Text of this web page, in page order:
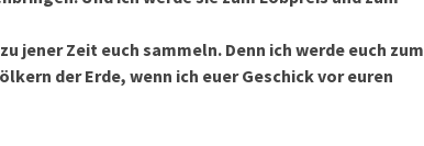
jener Zeit euch sammeln. Denn ich werde euch zum
der Erde, wenn ich euer Geschick vor euren